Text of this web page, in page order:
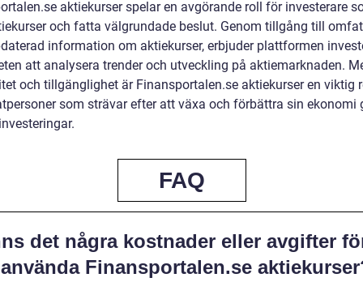
aktiekurser spelar en avgörande roll för investerare
och fatta välgrundade beslut. Genom tillgång till
information om aktiekurser, erbjuder plattformen
att analysera trender och utveckling på aktiemarknaden.
och tillgänglighet är Finansportalen.se aktiekurser en viktig
som strävar efter att växa och förbättra sin ekonomi
FAQ
det några kostnader eller avgifter
Finansportalen.se